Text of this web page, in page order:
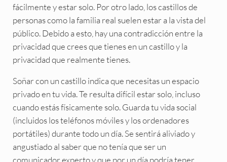
fácilmente y estar solo. Por otro lado, los castillos de
personas como la familia real suelen estar a la vista del
público. Debido a esto, hay una contradicción entre la
privacidad que crees que tienes en un castillo y la
privacidad que realmente tienes.
Soñar con un castillo indica que necesitas un espacio
privado en tu vida. Te resulta difícil estar solo, incluso
cuando estás físicamente solo. Guarda tu vida social
(incluidos los teléfonos móviles y los ordenadores
portátiles) durante todo un día. Se sentirá aliviado y
angustiado al saber que no tenía que ser un
comunicador experto y que por un día podría tener